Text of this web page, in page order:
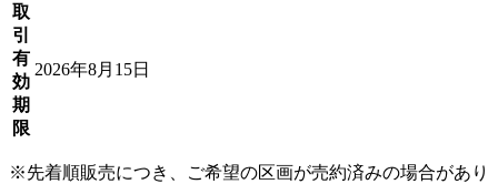
取
引
有
効
期
限
2026年8月15日
※先着順販売につき、ご希望の区画が売約済みの場合があり